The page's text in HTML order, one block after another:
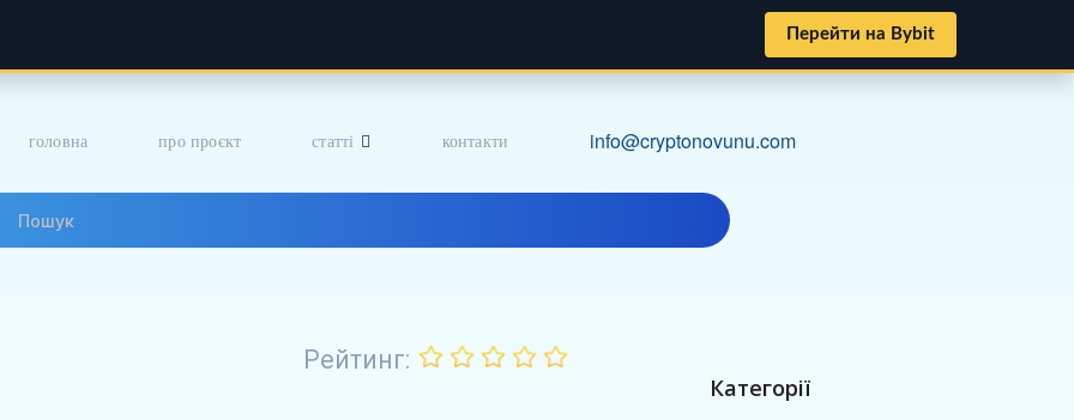
Перейти на Bybit
головна про проєкт статті контакти info@cryptonovunu.com
Рейтинг:
Категорії